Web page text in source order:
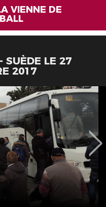
VIENNE DE
SUÈDE LE 27
2017